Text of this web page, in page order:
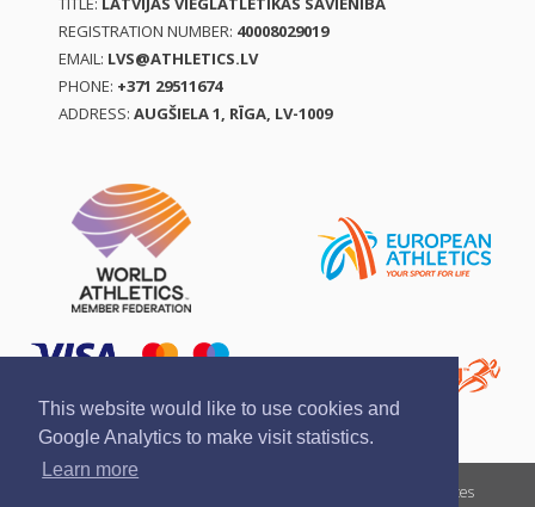
This website would like to use cookies and
Google Analytics to make visit statistics.
Learn more
REGISTRATION NUMBER: 40008029019
EMAIL: LVS@ATHLETICS.LV
PHONE: +371 29511674
ADDRESS: AUGŠIELA 1, RĪGA, LV-1009
Terms of services